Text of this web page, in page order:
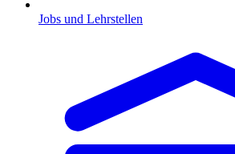
Jobs und Lehrstellen